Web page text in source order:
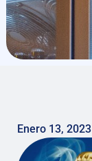
Enero 13, 2023